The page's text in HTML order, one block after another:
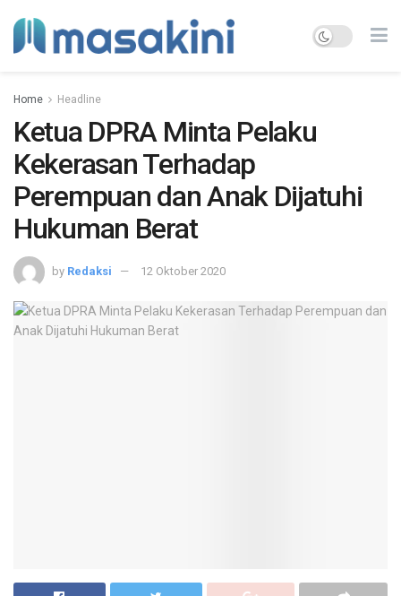
Home Headline
Ketua DPRA Minta Pelaku
Kekerasan Terhadap
Perempuan dan Anak Dijatuhi
Hukuman Berat
by Redaksi 12 Oktober 2020